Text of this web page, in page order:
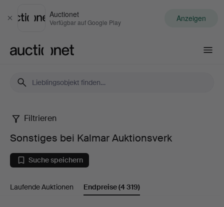
Schließen
Auctionet
Verfügbar auf Google Play Anzeigen
Sonstiges
bei
Kalmar
Auktionsverk
Filtrieren
Sonstiges bei Kalmar Auktionsverk
Suche speichern
Laufende Auktionen Endpreise(4 319)